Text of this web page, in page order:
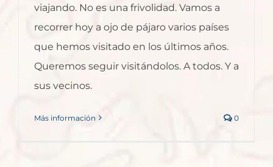
viajando. No es una frivolidad. Vamos a
recorrer hoy a ojo de pájaro varios países
que hemos visitado en los últimos años.
Queremos seguir visitándolos. A todos. Y a
sus vecinos.
Más información 0